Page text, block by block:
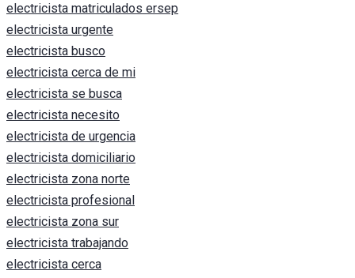
electricista matriculados ersep
electricista urgente
electricista busco
electricista cerca de mi
electricista se busca
electricista necesito
electricista de urgencia
electricista domiciliario
electricista zona norte
electricista profesional
electricista zona sur
electricista trabajando
electricista cerca